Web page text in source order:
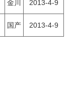
金川 2013-4-9
国产 2013-4-9